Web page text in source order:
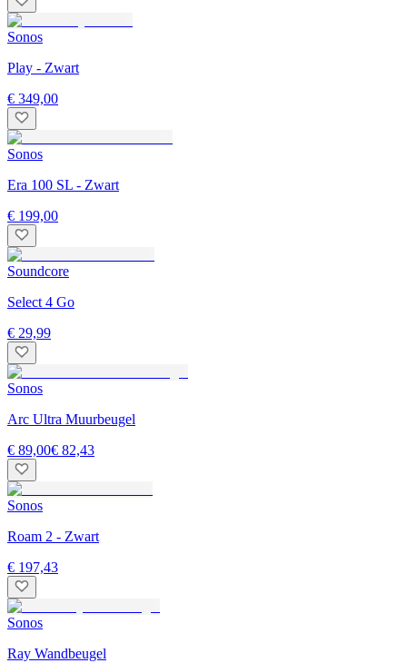
Sonos
Play - Zwart
€ 349,00
Sonos
Era 100 SL - Zwart
€ 199,00
Soundcore
Select 4 Go
€ 29,99
Sonos
Arc Ultra Muurbeugel
€ 89,00€ 82,43
Sonos
Roam 2 - Zwart
€ 197,43
Sonos
Ray Wandbeugel